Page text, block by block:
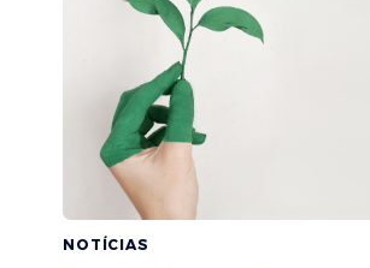
NOTÍCIAS